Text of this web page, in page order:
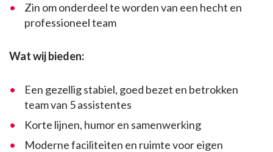
Zin om onderdeel te worden van een hecht en
professioneel team
Wat wij bieden:
Een gezellig stabiel, goed bezet en betrokken
team van 5 assistentes
Korte lijnen, humor en samenwerking
Moderne faciliteiten en ruimte voor eigen